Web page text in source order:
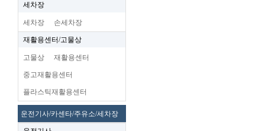
세차장
세차장 손세차장
재활용센터/고물상
고물상 재활용센터
중고재활용센터
플라스틱재활용센터
운전기사/카센타/주유소/세차장